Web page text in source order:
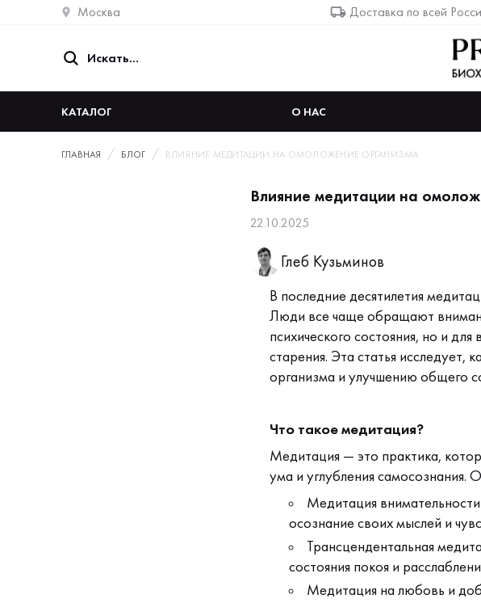
Москва Доставка по всей
КАТАЛОГ О НАС
ГЛАВНАЯ БЛОГ ВЛИЯНИЕ МЕДИТАЦИИ НА ОМОЛОЖЕНИЕ ОРГАНИЗМА
Влияние медитации на
22.10.2025
Глеб Кузьминов
В последние десятилетия
Люди все чаще обращают
психического состояния, но и
старения. Эта статья
организма и улучшению общего
Что такое медитация?
Медитация — это практика,
ума и углубления
Медитация
осознание своих мыслей и
Трансцендентальная
состояния покоя и
Медитация на любовь и